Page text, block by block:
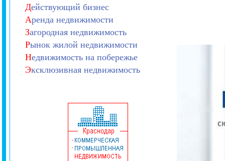
Действующий бизнес
Аренда недвижимости
Загородная недвижимость
Рынок жилой недвижимости
Недвижимость на побережье
Эксклюзивная недвижимость